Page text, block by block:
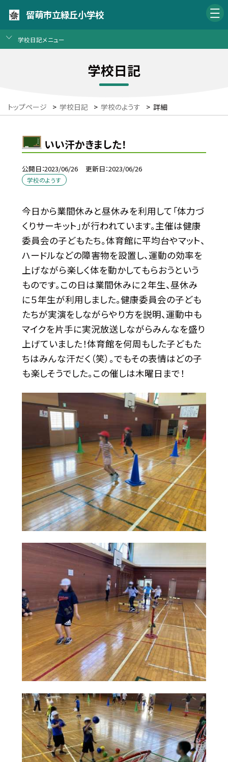
留萌市立緑丘小学校
学校日記メニュー
学校日記
トップページ > 学校日記 > 学校のようす > 詳細
いい汗かきました！
公開日 2023/06/26 更新日 2023/06/26
学校のようす
今日から業間休みと昼休みを利用して「体力づ
くりサーキット」が行われています。主催は健康
委員会の子どもたち。体育館に平均台やマット、
ハードルなどの障害物を設置し、運動の効率を
上げながら楽しく体を動かしてもらおうという
ものです。この日は業間休みに２年生、昼休み
に５年生が利用しました。健康委員会の子ども
たちが実演をしながらやり方を説明、運動中も
マイクを片手に実況放送しながらみんなを盛り
上げていました！体育館を何周もした子どもた
ちはみんな汗だく（笑）。でもその表情はどの子
も楽しそうでした。この催しは木曜日まで！